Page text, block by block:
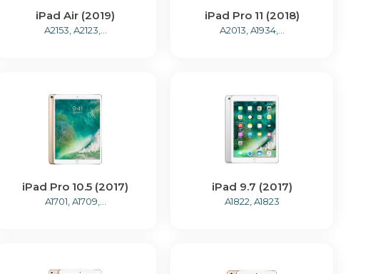
iPad Air (2019)
A2153, A2123,...
iPad Pro 11 (2018)
A2013, A1934,...
iPad Pro 10.5 (2017)
A1701, A1709,...
iPad 9.7 (2017)
A1822, A1823